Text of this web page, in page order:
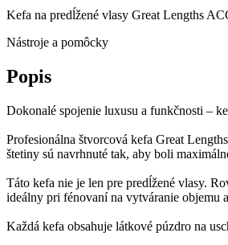
Kefa na predĺžené vlasy Great Lengths
Nástroje a pomôcky
Popis
Dokonalé spojenie luxusu a funkčnosti –
Profesionálna štvorcová kefa Great
štetiny sú navrhnuté tak, aby boli
Táto kefa nie je len pre predĺžené vlasy.
ideálny pri fénovaní na vytváranie objemu
Každá kefa obsahuje látkové púzdro na